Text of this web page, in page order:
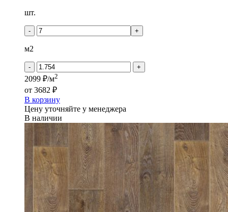
Количество
Tarkett
-
Эффект
Таррагон
шт.
- +
м2
- +
2099 ₽/м2
от 3682 ₽
В корзину
Цену уточняйте у менеджера
В наличии